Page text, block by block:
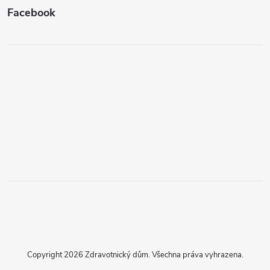
Facebook
Copyright 2026 Zdravotnický dům. Všechna práva vyhrazena.